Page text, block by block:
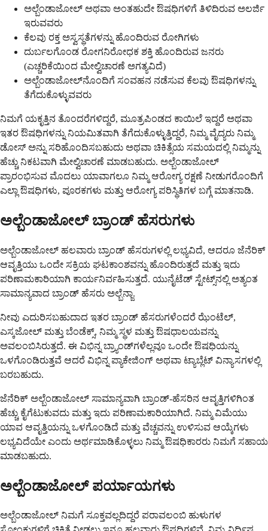
ಅಲ್ಬೆಂಡಾಜೋಲ್ ಅಥವಾ ಅಂತಹುದೇ ಔಷಧಿಗಳಿಗೆ ತಿಳಿದಿರುವ ಅಲರ್ಜಿ
ಇರುವವರು
ಕೆಲವು ರಕ್ತ ಅಸ್ವಸ್ಥತೆಗಳನ್ನು ಹೊಂದಿರುವ ರೋಗಿಗಳು
ದುರ್ಬಲಗೊಂಡ ರೋಗನಿರೋಧಕ ಶಕ್ತಿ ಹೊಂದಿರುವ ಜನರು
(ಎಚ್ಚರಿಕೆಯಿಂದ ಮೇಲ್ವಿಚಾರಣೆ ಅಗತ್ಯವಿದೆ)
ಅಲ್ಬೆಂಡಾಜೋಲ್‌ನೊಂದಿಗೆ ಸಂವಹನ ನಡೆಸುವ ಕೆಲವು ಔಷಧಿಗಳನ್ನು
ತೆಗೆದುಕೊಳ್ಳುವವರು
ನಿಮಗೆ ಯಕೃತ್ತಿನ ತೊಂದರೆಗಳಿದ್ದರೆ, ಮೂತ್ರಪಿಂಡದ ಕಾಯಿಲೆ ಇದ್ದರೆ ಅಥವಾ
ಇತರ ಔಷಧಿಗಳನ್ನು ನಿಯಮಿತವಾಗಿ ತೆಗೆದುಕೊಳ್ಳುತ್ತಿದ್ದರೆ, ನಿಮ್ಮ ವೈದ್ಯರು ನಿಮ್ಮ
ಡೋಸ್ ಅನ್ನು ಸರಿಹೊಂದಿಸಬಹುದು ಅಥವಾ ಚಿಕಿತ್ಸೆಯ ಸಮಯದಲ್ಲಿ ನಿಮ್ಮನ್ನು
ಹೆಚ್ಚು ನಿಕಟವಾಗಿ ಮೇಲ್ವಿಚಾರಣೆ ಮಾಡಬಹುದು. ಅಲ್ಬೆಂಡಾಜೋಲ್
ಪ್ರಾರಂಭಿಸುವ ಮೊದಲು ಯಾವಾಗಲೂ ನಿಮ್ಮ ಆರೋಗ್ಯ ರಕ್ಷಣೆ ನೀಡುಗರೊಂದಿಗೆ
ಎಲ್ಲಾ ಔಷಧಿಗಳು, ಪೂರಕಗಳು ಮತ್ತು ಆರೋಗ್ಯ ಪರಿಸ್ಥಿತಿಗಳ ಬಗ್ಗೆ ಮಾತನಾಡಿ.
ಅಲ್ಬೆಂಡಾಜೋಲ್ ಬ್ರಾಂಡ್ ಹೆಸರುಗಳು
ಅಲ್ಬೆಂಡಾಜೋಲ್ ಹಲವಾರು ಬ್ರಾಂಡ್ ಹೆಸರುಗಳಲ್ಲಿ ಲಭ್ಯವಿದೆ, ಆದರೂ ಜೆನೆರಿಕ್
ಆವೃತ್ತಿಯು ಒಂದೇ ಸಕ್ರಿಯ ಘಟಕಾಂಶವನ್ನು ಹೊಂದಿರುತ್ತದೆ ಮತ್ತು ಇದು
ಪರಿಣಾಮಕಾರಿಯಾಗಿ ಕಾರ್ಯನಿರ್ವಹಿಸುತ್ತದೆ. ಯುನೈಟೆಡ್ ಸ್ಟೇಟ್ಸ್‌ನಲ್ಲಿ ಅತ್ಯಂತ
ಸಾಮಾನ್ಯವಾದ ಬ್ರಾಂಡ್ ಹೆಸರು ಅಲ್ಬೆನ್ಜಾ.
ನೀವು ಎದುರಿಸಬಹುದಾದ ಇತರ ಬ್ರಾಂಡ್ ಹೆಸರುಗಳೆಂದರೆ ಝೆಂಟೆಲ್,
ಎಸ್ಕಜೋಲ್ ಮತ್ತು ಬೆಂಡೆಕ್ಸ್, ನಿಮ್ಮ ಸ್ಥಳ ಮತ್ತು ಔಷಧಾಲಯವನ್ನು
ಅವಲಂಬಿಸಿರುತ್ತದೆ. ಈ ವಿಭಿನ್ನ ಬ್ರ್ಯಾಂಡ್‌ಗಳೆಲ್ಲವೂ ಒಂದೇ ಔಷಧಿಯನ್ನು
ಒಳಗೊಂಡಿರುತ್ತವೆ ಆದರೆ ವಿಭಿನ್ನ ಪ್ಯಾಕೇಜಿಂಗ್ ಅಥವಾ ಟ್ಯಾಬ್ಲೆಟ್ ವಿನ್ಯಾಸಗಳಲ್ಲಿ
ಬರಬಹುದು.
ಜೆನೆರಿಕ್ ಅಲ್ಬೆಂಡಾಜೋಲ್ ಸಾಮಾನ್ಯವಾಗಿ ಬ್ರಾಂಡ್-ಹೆಸರಿನ ಆವೃತ್ತಿಗಳಿಗಿಂತ
ಹೆಚ್ಚು ಕೈಗೆಟುಕುವದು ಮತ್ತು ಇದು ಪರಿಣಾಮಕಾರಿಯಾಗಿದೆ. ನಿಮ್ಮ ವಿಮೆಯು
ಯಾವ ಆವೃತ್ತಿಯನ್ನು ಒಳಗೊಂಡಿದೆ ಮತ್ತು ವೆಚ್ಚವನ್ನು ಉಳಿಸುವ ಆಯ್ಕೆಗಳು
ಲಭ್ಯವಿದೆಯೇ ಎಂದು ಅರ್ಥಮಾಡಿಕೊಳ್ಳಲು ನಿಮ್ಮ ಔಷಧಿಕಾರರು ನಿಮಗೆ ಸಹಾಯ
ಮಾಡಬಹುದು.
ಅಲ್ಬೆಂಡಾಜೋಲ್ ಪರ್ಯಾಯಗಳು
ಅಲ್ಬೆಂಡಾಜೋಲ್ ನಿಮಗೆ ಸೂಕ್ತವಲ್ಲದಿದ್ದರೆ ಪರಾವಲಂಬಿ ಹುಳುಗಳ